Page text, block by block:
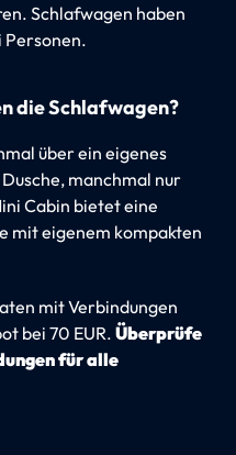
Schlafwagen haben
die Schlafwagen?
über ein eigenes
manchmal nur
Cabin bietet eine
mit eigenem kompakten
mit Verbindungen
bei 70 EUR. Überprüfe
für alle